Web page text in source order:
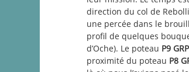
direction du col de
une percée dans le
profil de quelques
d’Oche). Le poteau P9
proximité du poteau P8